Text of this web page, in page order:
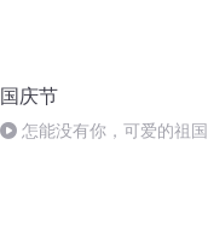
国庆节
怎能没有你，可爱的祖国